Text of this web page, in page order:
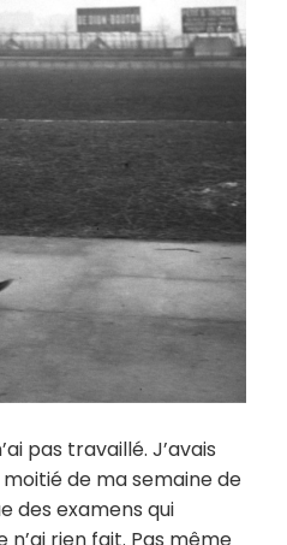
pas travaillé. J’avais
de ma semaine de
des examens qui